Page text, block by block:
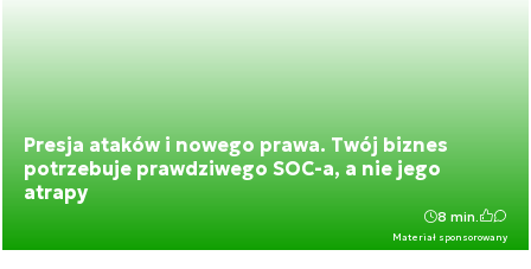
Presja ataków i nowego prawa. Twój biznes
potrzebuje prawdziwego SOC-a, a nie jego
atrapy
Materiał sponsorowany
8 min.